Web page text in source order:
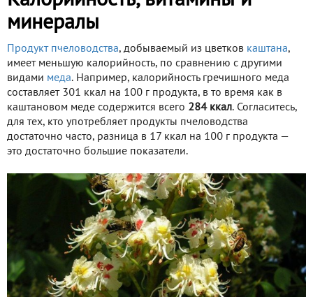
минералы
Продукт пчеловодства, добываемый из цветков каштана,
имеет меньшую калорийность, по сравнению с другими
видами меда. Например, калорийность гречишного меда
составляет 301 ккал на 100 г продукта, в то время как в
каштановом меде содержится всего 284 ккал. Согласитесь,
для тех, кто употребляет продукты пчеловодства
достаточно часто, разница в 17 ккал на 100 г продукта —
это достаточно большие показатели.